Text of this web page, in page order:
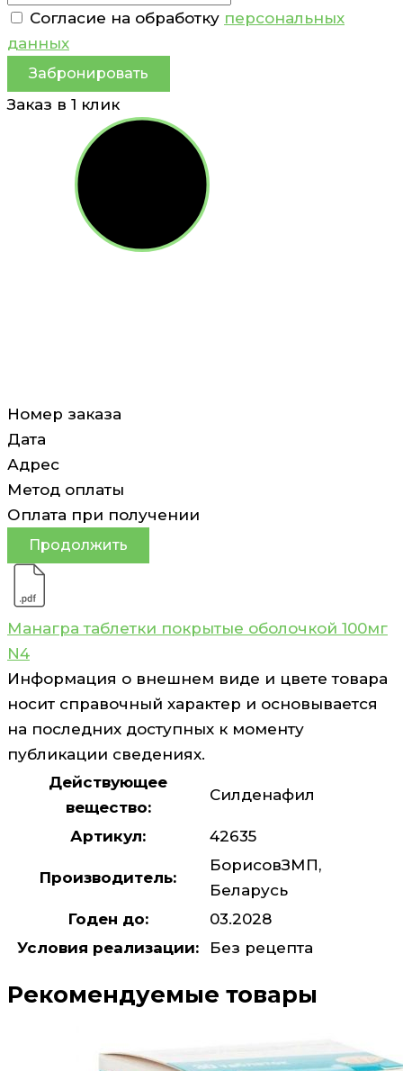
Согласие на обработку персональных
данных
Забронировать
Заказ в 1 клик
Номер заказа
Дата
Адрес
Метод оплаты
Оплата при получении
Продолжить
Манагра таблетки покрытые оболочкой 100мг
N4
Информация о внешнем виде и цвете товара
носит справочный характер и основывается
на последних доступных к моменту
публикации сведениях.
Действующее
вещество:
Силденафил
Артикул: 42635
Производитель:
БорисовЗМП,
Беларусь
Годен до:
03.2028
Условия реализации:
Без рецепта
Рекомендуемые товары